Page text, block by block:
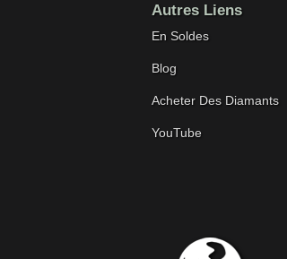
Autres Liens
En Soldes
Blog
Acheter Des Diamants
YouTube